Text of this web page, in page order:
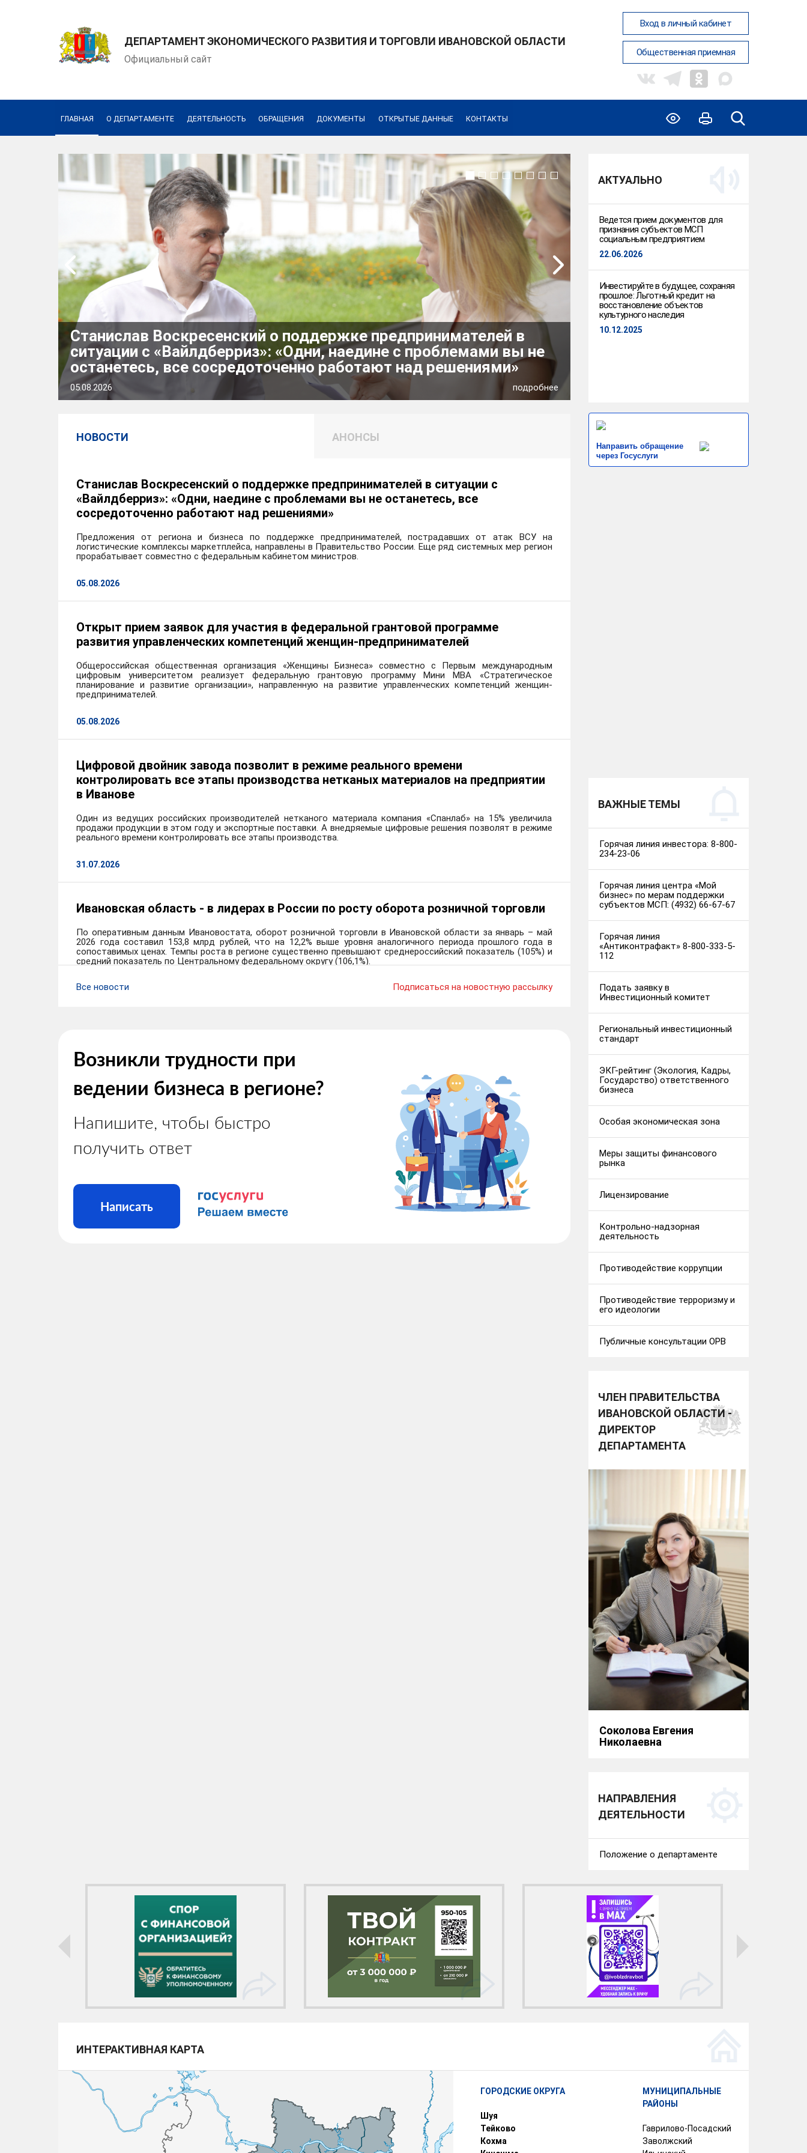
ДЕПАРТАМЕНТ ЭКОНОМИЧЕСКОГО РАЗВИТИЯ И ТОРГОВЛИ ИВАНОВСКОЙ ОБЛАСТИ
Официальный сайт
Вход в личный кабинет
Общественная приемная
ГЛАВНАЯ О ДЕПАРТАМЕНТЕ ДЕЯТЕЛЬНОСТЬ ОБРАЩЕНИЯ ДОКУМЕНТЫ ОТКРЫТЫЕ ДАННЫЕ КОНТАКТЫ
Станислав Воскресенский о поддержке предпринимателей в
ситуации с «Вайлдберриз»: «Одни, наедине с проблемами вы не
останетесь, все сосредоточенно работают над решениями»
05.08.2026 подробнее
«ИННОПРОМ-2026»: проекты
НОВОСТИ АНОНСЫ
Станислав Воскресенский о поддержке предпринимателей в ситуации с
«Вайлдберриз»: «Одни, наедине с проблемами вы не останетесь, все
сосредоточенно работают над решениями»
Предложения от региона и бизнеса по поддержке предпринимателей, пострадавших от атак ВСУ на
логистические комплексы маркетплейса, направлены в Правительство России. Еще ряд системных мер регион
прорабатывает совместно с федеральным кабинетом министров.
05.08.2026
Открыт прием заявок для участия в федеральной грантовой программе
развития управленческих компетенций женщин-предпринимателей
Общероссийская общественная организация «Женщины Бизнеса» совместно с Первым международным
цифровым университетом реализует федеральную грантовую программу Мини MBA «Стратегическое
планирование и развитие организации», направленную на развитие управленческих компетенций женщин-
предпринимателей.
05.08.2026
Цифровой двойник завода позволит в режиме реального времени
контролировать все этапы производства нетканых материалов на предприятии
в Иванове
Один из ведущих российских производителей нетканого материала компания «Спанлаб» на 15% увеличила
продажи продукции в этом году и экспортные поставки. А внедряемые цифровые решения позволят в режиме
реального времени контролировать все этапы производства.
31.07.2026
Ивановская область - в лидерах в России по росту оборота розничной торговли
По оперативным данным Ивановостата, оборот розничной торговли в Ивановской области за январь – май
2026 года составил 153,8 млрд рублей, что на 12,2% выше уровня аналогичного периода прошлого года в
сопоставимых ценах. Темпы роста в регионе существенно превышают среднероссийский показатель (105%) и
средний показатель по Центральному федеральному округу (106,1%).
28.07.2026
Все новости Подписаться на новостную рассылку
Возникли трудности при
ведении бизнеса в регионе?
Напишите, чтобы быстро
получить ответ
Написать
АКТУАЛЬНО
Ведется прием документов для
признания субъектов МСП
социальным предприятием
22.06.2026
Инвестируйте в будущее, сохраняя
прошлое: Льготный кредит на
восстановление объектов
культурного наследия
10.12.2025
Направить обращение
через Госуслуги
ВАЖНЫЕ ТЕМЫ
Горячая линия инвестора: 8-800-
234-23-06
Горячая линия центра «Мой
бизнес» по мерам поддержки
субъектов МСП: (4932) 66-67-67
Горячая линия
«Антиконтрафакт» 8-800-333-5-
112
Подать заявку в
Инвестиционный комитет
Региональный инвестиционный
стандарт
ЭКГ-рейтинг (Экология, Кадры,
Государство) ответственного
бизнеса
Особая экономическая зона
Меры защиты финансового
рынка
Лицензирование
Контрольно-надзорная
деятельность
Противодействие коррупции
Противодействие терроризму и
его идеологии
Публичные консультации ОРВ
ЧЛЕН ПРАВИТЕЛЬСТВА
ИВАНОВСКОЙ ОБЛАСТИ -
ДИРЕКТОР
ДЕПАРТАМЕНТА
Соколова Евгения
Николаевна
НАПРАВЛЕНИЯ
ДЕЯТЕЛЬНОСТИ
Положение о департаменте
ИНТЕРАКТИВНАЯ КАРТА
ГОРОДСКИЕ ОКРУГА
Шуя
Тейково
Кохма
МУНИЦИПАЛЬНЫЕ
РАЙОНЫ
Гаврилово-Посадский
Заволжский
из1
Родилась 2 июня 1981 года в Шуе Ивановской области.
Образование высшее: в 2003 году окончила Ивановский государственный химико-технологический университет, в 2008
Западная академия государственной службы».
С 2003 года работала в коммерческих компаниях производственной и финансово-страховой сферы, в том числе
руководящих должностях в сфере экономики. С 2010 по 2014 год и с 2016 по 2025 год возглавляла управление экономики
развития и торговли Ивановской области, где курировала вопросы развития промышленности и торговли,
потребительского рынка.
До назначения на должность в Правительстве Ивановской области работала руководителем проекта в компании
«Нейрософт». Со 2 декабря 2025 года – член Правительства Ивановской области - директор Департамента
экономического развития и торговли Ивановской области.